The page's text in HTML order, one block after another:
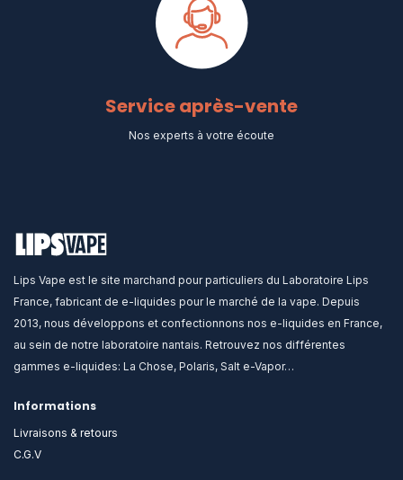
Service après-vente
Nos experts à votre écoute
Lips Vape est le site marchand pour particuliers du Laboratoire Lips
France, fabricant de e-liquides pour le marché de la vape. Depuis
2013, nous développons et confectionnons nos e-liquides en France,
au sein de notre laboratoire nantais. Retrouvez nos différentes
gammes e-liquides: La Chose, Polaris, Salt e-Vapor…
Informations
Livraisons & retours
C.G.V